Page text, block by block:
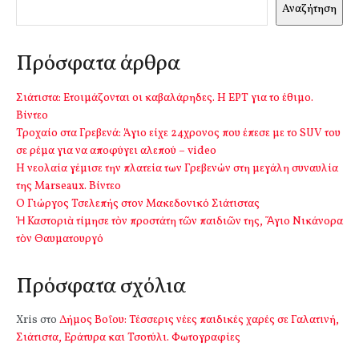
Αναζήτηση
Πρόσφατα άρθρα
Σιάτιστα: Ετοιμάζονται οι καβαλάρηδες. Η ΕΡΤ για το έθιμο.
Βίντεο
Τροχαίο στα Γρεβενά: Άγιο είχε 24χρονος που έπεσε με το SUV του
σε ρέμα για να αποφύγει αλεπού – video
Η νεολαία γέμισε την πλατεία των Γρεβενών στη μεγάλη συναυλία
της Marseaux. Βίντεο
Ο Γιώργος Τσελεπής στον Μακεδονικό Σιάτιστας
Ἡ Καστοριὰ τίμησε τὸν προστάτη τῶν παιδιῶν της, Ἅγιο Νικάνορα
τὸν Θαυματουργό
Πρόσφατα σχόλια
Xris στο Δήμος Βοΐου: Τέσσερις νέες παιδικές χαρές σε Γαλατινή,
Σιάτιστα, Εράτυρα και Τσοτύλι. Φωτογραφίες